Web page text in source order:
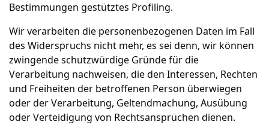
Bestimmungen gestütztes Profiling.
Wir verarbeiten die personenbezogenen Daten im Fall
des Widerspruchs nicht mehr, es sei denn, wir können
zwingende schutzwürdige Gründe für die
Verarbeitung nachweisen, die den Interessen, Rechten
und Freiheiten der betroffenen Person überwiegen
oder der Verarbeitung, Geltendmachung, Ausübung
oder Verteidigung von Rechtsansprüchen dienen.